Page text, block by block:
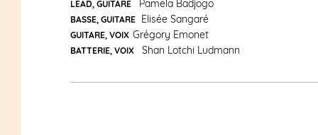
LEAD, GUITARE Pamela Badjogo
BASSE, GUITARE Elisée Sangaré
GUITARE, VOIX Grégory Emonet
BATTERIE, VOIX Shan Lotchi Ludmann